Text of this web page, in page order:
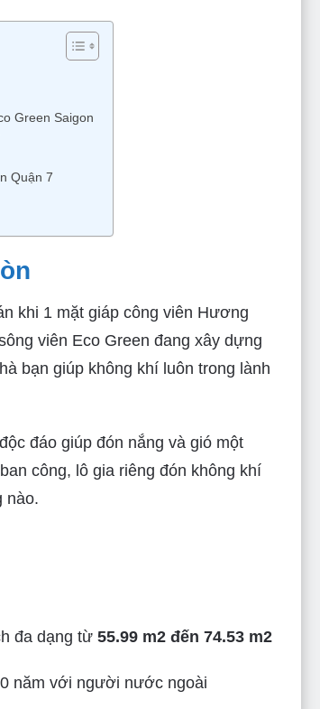
Green Saigon
Quận 7
khi 1 mặt giáp công viên Hương
viên Eco Green đang xây dựng
bạn giúp không khí luôn trong lành
đáo giúp đón nắng và gió một
công, lô gia riêng đón không khí
nào.
đa dạng từ 55.99 m2 đến 74.53 m2
năm với người nước ngoài